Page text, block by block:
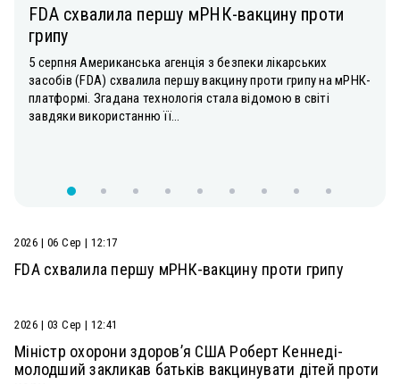
FDA схвалила першу мРНК-вакцину проти
грипу
5 серпня Американська агенція з безпеки лікарських
засобів (FDA) схвалила першу вакцину проти грипу на мРНК-
платформі. Згадана технологія стала відомою в світі
завдяки використанню її...
2026 | 06 Сер | 12:17
FDA схвалила першу мРНК-вакцину проти грипу
2026 | 03 Сер | 12:41
Міністр охорони здоров’я США Роберт Кеннеді-
молодший закликав батьків вакцинувати дітей проти